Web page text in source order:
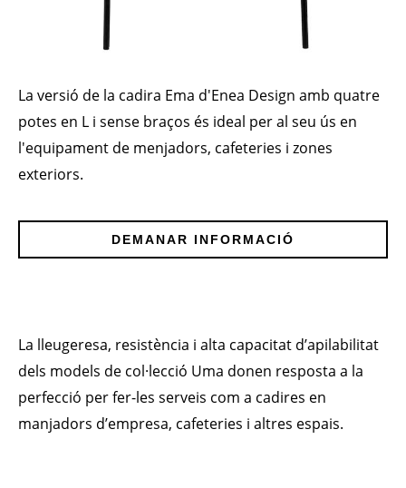
La versió de la cadira Ema d'Enea Design amb quatre
potes en L i sense braços és ideal per al seu ús en
l'equipament de menjadors, cafeteries i zones
exteriors.
DEMANAR INFORMACIÓ
La lleugeresa, resistència i alta capacitat d’apilabilitat
dels models de col·lecció Uma donen resposta a la
perfecció per fer-les serveis com a cadires en
manjadors d’empresa, cafeteries i altres espais.